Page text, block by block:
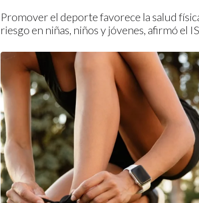
Promover el deporte favorece la salud
riesgo en niñas, niños y jóvenes, afirmó el